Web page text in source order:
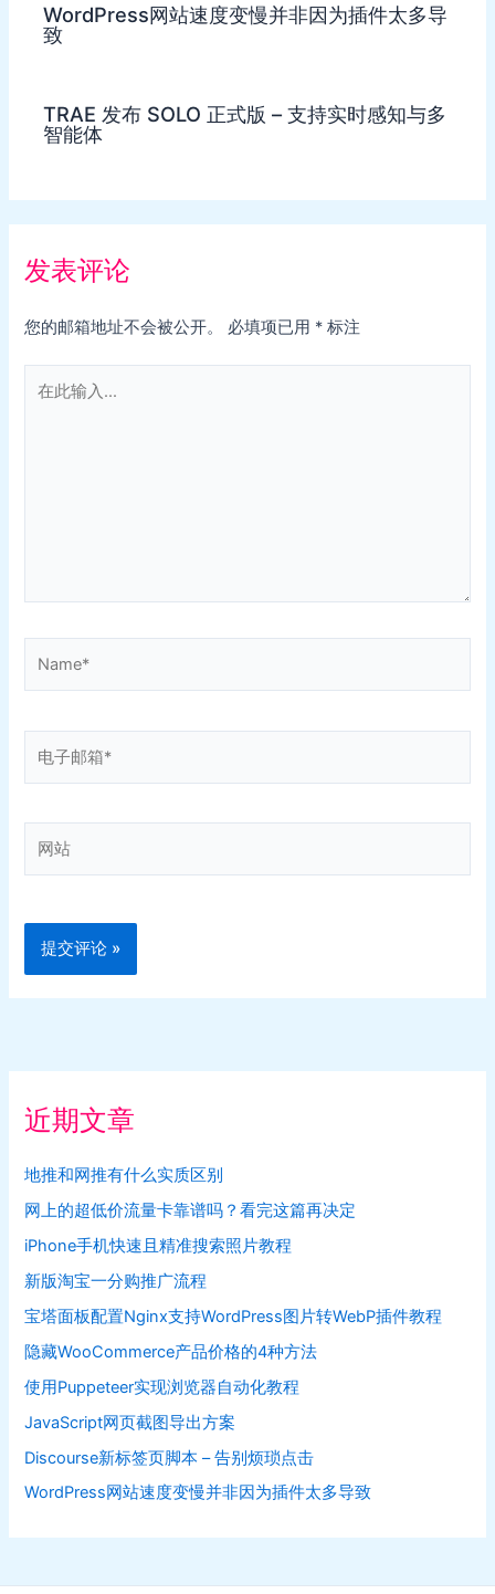
WordPress网站速度变慢并非因为插件太多导
致
TRAE 发布 SOLO 正式版 – 支持实时感知与多
智能体
发表评论
您的邮箱地址不会被公开。 必填项已用 * 标注
箱
站
近期文章
地推和网推有什么实质区别
网上的超低价流量卡靠谱吗？看完这篇再决定
iPhone手机快速且精准搜索照片教程
新版淘宝一分购推广流程
宝塔面板配置Nginx支持WordPress图片转WebP插件教程
隐藏WooCommerce产品价格的4种方法
使用Puppeteer实现浏览器自动化教程
JavaScript网页截图导出方案
Discourse新标签页脚本 – 告别烦琐点击
WordPress网站速度变慢并非因为插件太多导致